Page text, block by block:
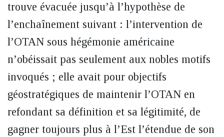
trouve évacuée jusqu’à l’hypothèse de
l’enchaînement suivant : l’intervention de
l’OTAN sous hégémonie américaine
n’obéissait pas seulement aux nobles motifs
invoqués ; elle avait pour objectifs
géostratégiques de maintenir l’OTAN en
refondant sa définition et sa légitimité, de
gagner toujours plus à l’Est l’étendue de son